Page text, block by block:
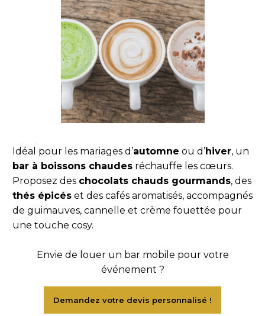
Idéal pour les mariages d’automne ou d’hiver, un
bar à boissons chaudes réchauffe les cœurs.
Proposez des chocolats chauds gourmands, des
thés épicés et des cafés aromatisés, accompagnés
de guimauves, cannelle et crème fouettée pour
une touche cosy.
Envie de louer un bar mobile pour votre
événement ?